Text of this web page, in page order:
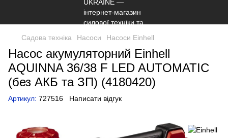
Садова техніка Насоси Насоси Einhell
Насос акумуляторний Einhell
AQUINNA 36/38 F LED AUTOMATIC
(без АКБ та ЗП) (4180420)
Артикул: 727516 Написати відгук